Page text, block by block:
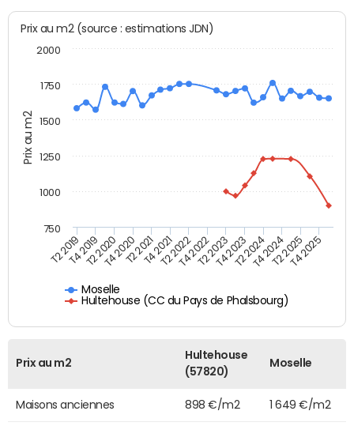
Prix au m2
Prix au m2 (source : estimations JDN)
Moselle
Hultehouse (CC du Pays de Phalsbourg)
T2 2019T4 2019T2 2020T4 2020T2 2021T4 2021T2 2022T4 2022T2 2023T4 2023T2 2024T4 2024T2 2025T4 2025
750
1000
1250
1500
1750
2000
Prix au m2
Hultehouse
(57820)
Moselle
Maisons anciennes 898 €/m2 1 649 €/m2